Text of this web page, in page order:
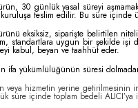
30 günlük yasal süreyi
teslim edilir. Bu süre içinde
eksiksiz, siparişte belirtilen
standartlara uygun bir şekilde işi
kabul, beyan ve taahhüt eder.
ifa yükümlülüğünün süresi
veya hizmetin yerine getirilmesinin
süre içinde toplam bedeli